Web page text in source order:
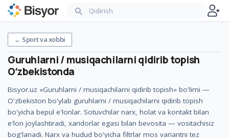
← Sport va xobbi
Guruhlarni / musiqachilarni qidirib topish
Oʻzbekistonda
Bisyor.uz «Guruhlarni / musiqachilarni qidirib topish» bo'limi —
O'zbekiston bo'ylab guruhlarni / musiqachilarni qidirib topish
bo'yicha bepul e'lonlar. Sotuvchilar narx, holat va kontakt bilan
e'lon joylashtiradi, xaridorlar egasi bilan bevosita — vositachisiz
bog'lanadi. Narx va hudud bo'yicha filtrlar mos variantni tez